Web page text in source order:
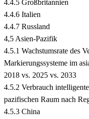
4.4.5 Großbritannien
4.4.6 Italien
4.4.7 Russland
4,5 Asien-Pazifik
4.5.1 Wachstumsrate des
Markierungssysteme im
2018 vs. 2025 vs. 2033
4.5.2 Verbrauch
pazifischen Raum nach
4.5.3 China